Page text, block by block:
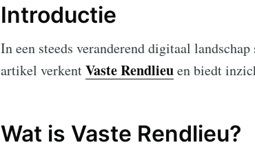
Introductie
In een steeds veranderend digitaal
artikel verkentVaste Rendlieuen biedt
Wat is Vaste Rendlieu?